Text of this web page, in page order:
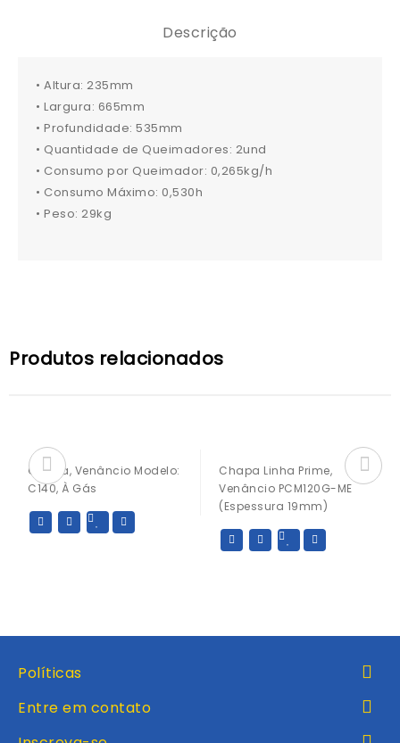
Descrição
• Altura: 235mm
• Largura: 665mm
• Profundidade: 535mm
• Quantidade de Queimadores: 2und
• Consumo por Queimador: 0,265kg/h
• Consumo Máximo: 0,530h
• Peso: 29kg
Produtos relacionados
Chapa, Venâncio Modelo:
C140, À Gás
Chapa Linha Prime,
Venâncio PCM120G-ME
(espessura 19mm)
Políticas
Entre em contato